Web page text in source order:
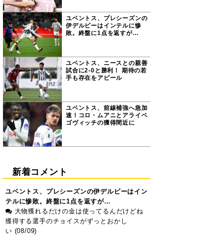
ユベントス、プレシーズンの
伊デルビーはインテルに惨
敗。終盤に1点を返すが…
ユベントス、ニースとの親善
試合に2-0と勝利！ 期待の若
手も存在をアピール
ユベントス、前線補強へ急加
速！コロ・ムアニとアライベ
ゴヴィッチの獲得間近に
新着コメント
ユベントス、プレシーズンの伊デルビーはイン
テルに惨敗。終盤に1点を返すが…
大物獲れるだけの金は使ってるんだけどね
獲得する選手のチョイスがずっとおかし
い (08/09)